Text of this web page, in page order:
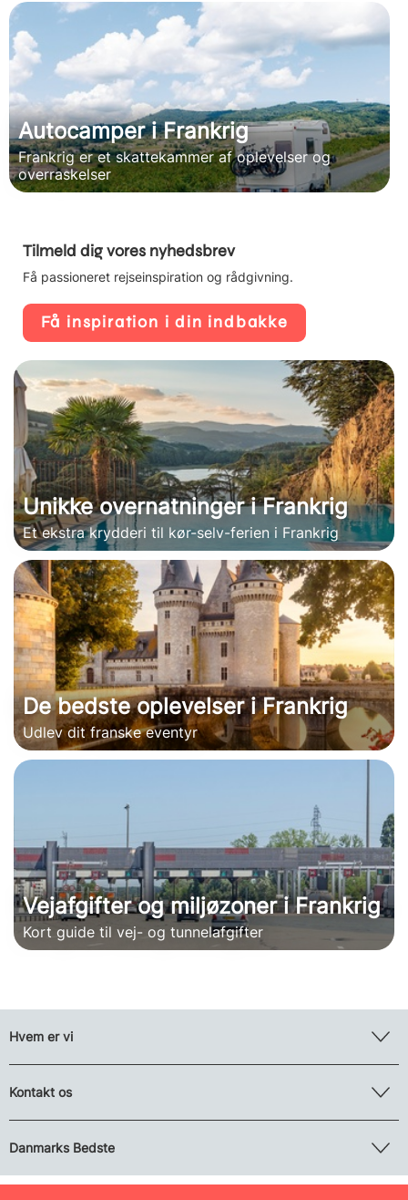
Autocamper i Frankrig
Frankrig er et skattekammer af oplevelser og
overraskelser
Tilmeld dig vores nyhedsbrev
Få passioneret rejseinspiration og rådgivning.
Få inspiration i din indbakke
Unikke overnatninger i Frankrig
Et ekstra krydderi til kør-selv-ferien i Frankrig
De bedste oplevelser i Frankrig
Udlev dit franske eventyr
Vejafgifter og miljøzoner i Frankrig
Kort guide til vej- og tunnelafgifter
Hvem er vi
Kontakt os
Danmarks Bedste